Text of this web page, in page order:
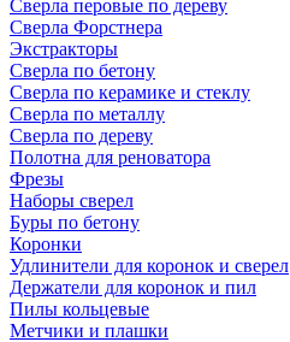
Сверла перовые по дереву
Сверла Форстнера
Экстракторы
Сверла по бетону
Сверла по керамике и стеклу
Сверла по металлу
Сверла по дереву
Полотна для реноватора
Фрезы
Наборы сверел
Буры по бетону
Коронки
Удлинители для коронок и сверел
Держатели для коронок и пил
Пилы кольцевые
Метчики и плашки